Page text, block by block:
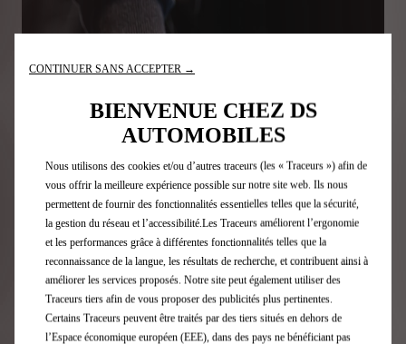
CONTINUER SANS ACCEPTER →
BIENVENUE CHEZ DS
AUTOMOBILES
Nous utilisons des cookies et/ou d’autres traceurs (les « Traceurs ») afin de
vous offrir la meilleure expérience possible sur notre site web. Ils nous
permettent de fournir des fonctionnalités essentielles telles que la sécurité,
la gestion du réseau et l’accessibilité.Les Traceurs améliorent l’ergonomie
et les performances grâce à différentes fonctionnalités telles que la
reconnaissance de la langue, les résultats de recherche, et contribuent ainsi à
améliorer les services proposés. Notre site peut également utiliser des
Traceurs tiers afin de vous proposer des publicités plus pertinentes.
Certains Traceurs peuvent être traités par des tiers situés en dehors de
l’Espace économique européen (EEE), dans des pays ne bénéficiant pas